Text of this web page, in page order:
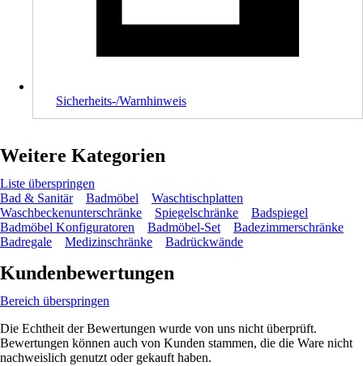
Sicherheits-/Warnhinweis
Weitere Kategorien
Liste überspringen
Bad & Sanitär
Badmöbel
Waschtischplatten
Waschbeckenunterschränke
Spiegelschränke
Badspiegel
Badmöbel Konfiguratoren
Badmöbel-Set
Badezimmerschränke
Badregale
Medizinschränke Badrückwände
Kundenbewertungen
Bereich überspringen
Die Echtheit der Bewertungen wurde von uns nicht überprüft.
Bewertungen können auch von Kunden stammen, die die Ware nicht
nachweislich genutzt oder gekauft haben.